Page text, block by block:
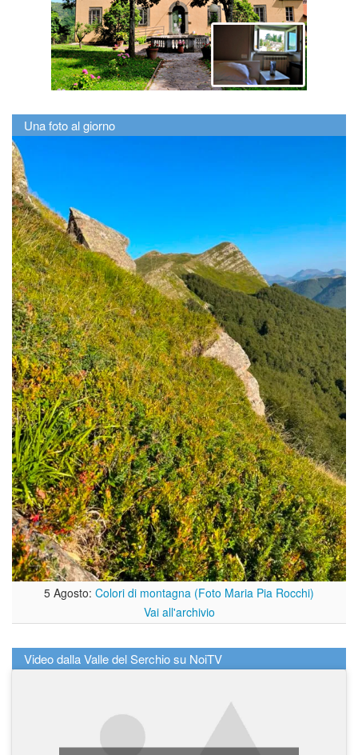
Una foto al giorno
5 Agosto: Colori di montagna (Foto Maria Pia Rocchi)
Vai all'archivio
Video dalla Valle del Serchio su NoiTV